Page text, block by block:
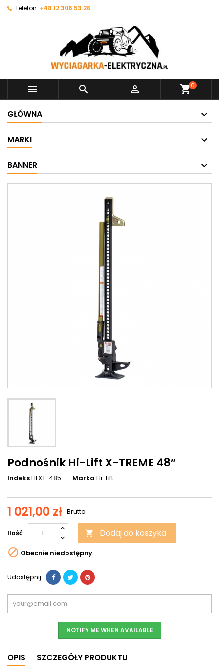
Telefon: +48 12 306 53 28
   shopping_cart0
GŁÓWNA
MARKI
BANNER
Podnośnik Hi-Lift X-TREME 48”
IndeksHLXT-485 Marka Hi-Lift
1 021,00 zł Brutto
Ilość  Dodaj do koszyka
 Obecnie niedostępny
Udostępnij
NOTIFY ME WHEN AVAILABLE
OPIS SZCZEGÓŁY PRODUKTU